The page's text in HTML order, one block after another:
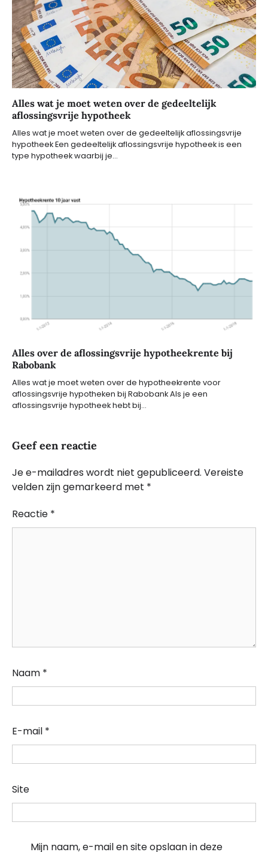
Alles wat je moet weten over de gedeeltelijk
aflossingsvrije hypotheek
Alles wat je moet weten over de gedeeltelijk aflossingsvrije
hypotheek Een gedeeltelijk aflossingsvrije hypotheek is een
type hypotheek waarbij je…
Alles over de aflossingsvrije hypotheekrente bij
Rabobank
Alles wat je moet weten over de hypotheekrente voor
aflossingsvrije hypotheken bij Rabobank Als je een
aflossingsvrije hypotheek hebt bij…
Geef een reactie
Je e-mailadres wordt niet gepubliceerd. Vereiste
velden zijn gemarkeerd met *
Reactie *
Naam *
E-mail *
Site
Mijn naam, e-mail en site opslaan in deze